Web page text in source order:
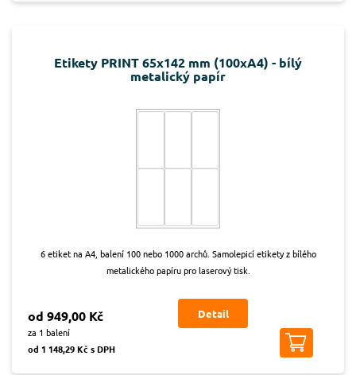
Etikety PRINT 65x142 mm (100xA4) - bílý
metalický papír
6 etiket na A4, balení 100 nebo 1000 archů. Samolepicí etikety z bílého
metalického papíru pro laserový tisk.
od 949,00 Kč
za 1 balení
od 1 148,29 Kč s DPH
Detail